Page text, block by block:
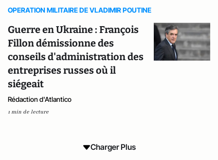
OPERATION MILITAIRE DE VLADIMIR POUTINE
Guerre en Ukraine : François
Fillon démissionne des
conseils d'administration des
entreprises russes où il
siégeait
Rédaction d'Atlantico
1 min de lecture
Charger Plus